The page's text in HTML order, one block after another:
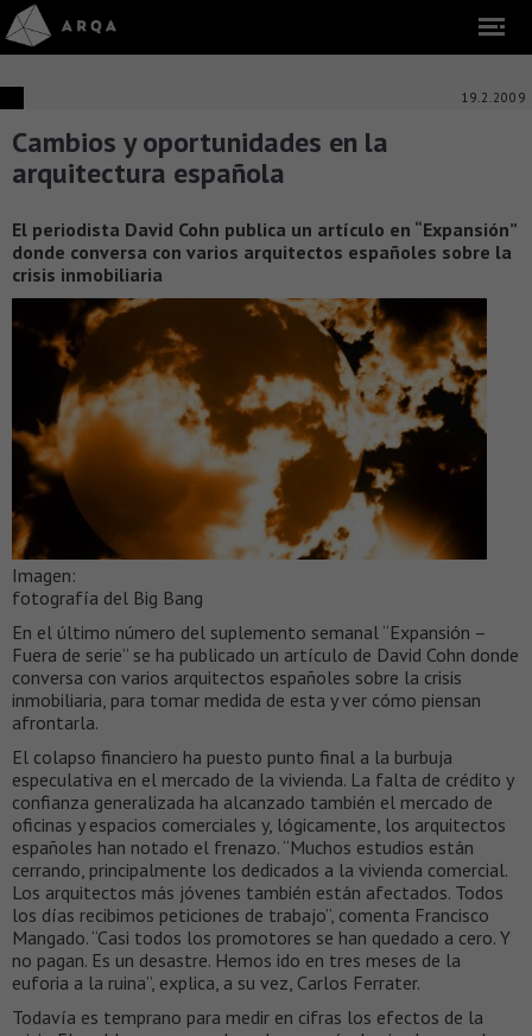
19.2.2009
Cambios y oportunidades en la
arquitectura española
El periodista David Cohn publica un artículo en “Expansión”
donde conversa con varios arquitectos españoles sobre la
crisis inmobiliaria
Imagen:
fotografía del Big Bang
En el último número del suplemento semanal “Expansión –
Fuera de serie” se ha publicado un artículo de David Cohn donde
conversa con varios arquitectos españoles sobre la crisis
inmobiliaria, para tomar medida de esta y ver cómo piensan
afrontarla.
El colapso financiero ha puesto punto final a la burbuja
especulativa en el mercado de la vivienda. La falta de crédito y
confianza generalizada ha alcanzado también el mercado de
oficinas y espacios comerciales y, lógicamente, los arquitectos
españoles han notado el frenazo. “Muchos estudios están
cerrando, principalmente los dedicados a la vivienda comercial.
Los arquitectos más jóvenes también están afectados. Todos
los días recibimos peticiones de trabajo”, comenta Francisco
Mangado. “Casi todos los promotores se han quedado a cero. Y
no pagan. Es un desastre. Hemos ido en tres meses de la
euforia a la ruina”, explica, a su vez, Carlos Ferrater.
Todavía es temprano para medir en cifras los efectos de la